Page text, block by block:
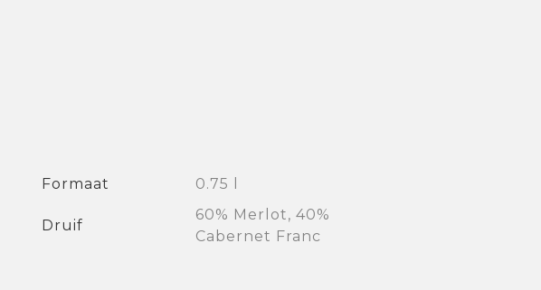
Formaat 0.75 l
Druif
60% Merlot, 40%
Cabernet Franc